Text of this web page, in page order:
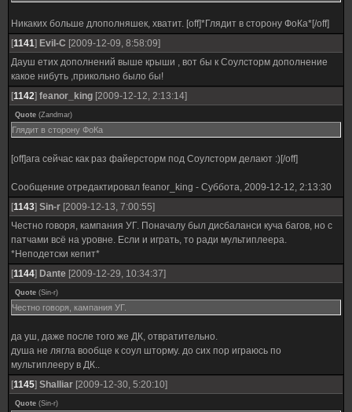
Никаких больше длополняшек, хватит. [off]*Глядит в сторону ФоКа*[/off]
[1141] Evil-C [2009-12-09, 8:58:09]
Дауш етих дополнений выше крыши , вот бы к Соулсторм дополнение
какое нибуть ,прикольно было бы!
[1142] feanor_king [2009-12-12, 2:13:14]
Quote (Zandmar)
Глядит в сторону ФоКа
[off]ага сейчас как раз файерсторм под Соулсторм делают :)[/off]
Сообщение отредактировал feanor_king - Суббота, 2009-12-12, 2:13:30
[1143] Sin-r [2009-12-13, 7:00:55]
Честно говоря, кампания УГ. Поначалу был дисбаланси куча багов, но с
патчами всё на уровне. Если и играть, то ради мультиплеера.
*Неподетски кепит*
[1144] Dante [2009-12-29, 10:34:37]
Quote (Sin-r)
Честно говоря, кампания УГ.
да уш, даже после того же ДК, отвратительно.
душа не лягла вообще к соул шторму. до сих пор играюсь по
мультиплееру в ДК..
[1145] Shalliar [2009-12-30, 5:20:10]
Quote (Sin-r)